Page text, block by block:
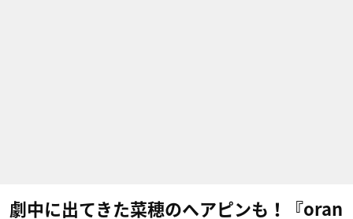
劇中に出てきた菜穂のヘアピンも！『oran